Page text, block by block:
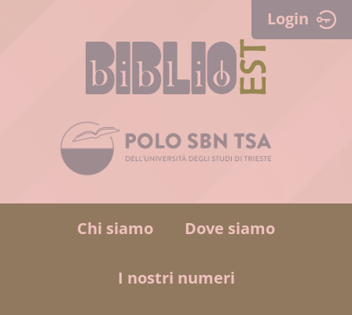
Login
Chi siamo Dove siamo
I nostri numeri